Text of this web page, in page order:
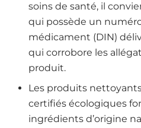
soins de santé, il
qui possède un
médicament (DIN)
qui corrobore les
produit.
Les produits
certifiés écologiques
ingrédients d’origine